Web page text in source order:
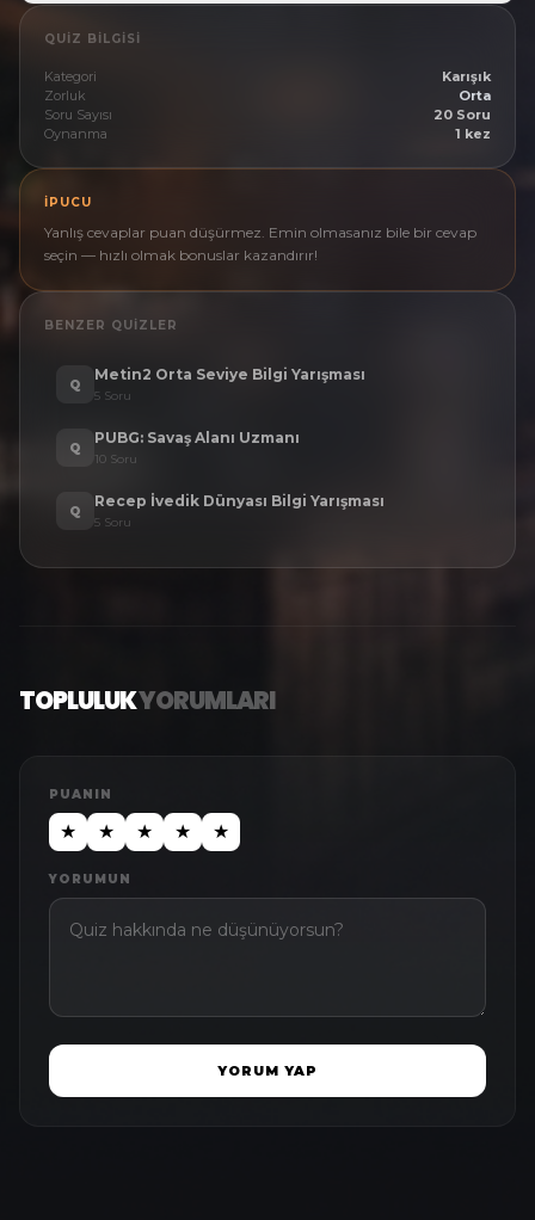
QUIZ BILGISI
Kategori
Karışık
Zorluk
Orta
Soru Sayısı
20 Soru
Oynanma
1 kez
İPUCU
Yanlış cevaplar puan düşürmez. Emin olmasanız bile bir cevap
seçin — hızlı olmak bonuslar kazandırır!
BENZER QUIZLER
Q
Metin2 Orta Seviye Bilgi Yarışması
5 Soru
Q
PUBG: Savaş Alanı Uzmanı
10 Soru
Q
Recep İvedik Dünyası Bilgi Yarışması
5 Soru
TOPLULUKYORUMLARI
PUANIN
★ ★ ★ ★ ★
YORUMUN
YORUM YAP